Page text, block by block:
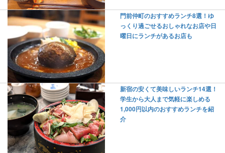
門前仲町のおすすめランチ8選！ゆ
っくり過ごせるおしゃれなお店や日
曜日にランチがあるお店も
新宿の安くて美味しいランチ14選！
学生から大人まで気軽に楽しめる
1,000円以内のおすすめランチを紹
介